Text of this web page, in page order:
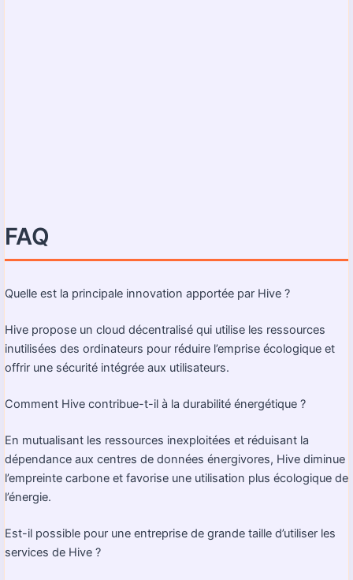
FAQ
Quelle est la principale innovation apportée par Hive ?
Hive propose un cloud décentralisé qui utilise les ressources
inutilisées des ordinateurs pour réduire l’emprise écologique et
offrir une sécurité intégrée aux utilisateurs.
Comment Hive contribue-t-il à la durabilité énergétique ?
En mutualisant les ressources inexploitées et réduisant la
dépendance aux centres de données énergivores, Hive diminue
l’empreinte carbone et favorise une utilisation plus écologique de
l’énergie.
Est-il possible pour une entreprise de grande taille d’utiliser les
services de Hive ?